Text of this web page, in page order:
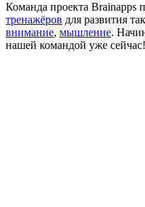
Команда проекта Brainapps
тренажёров для развития
внимание, мышление.
нашей командой уже сейчас!